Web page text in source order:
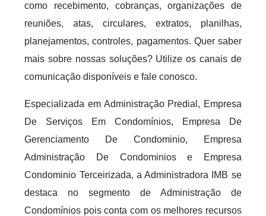
como recebimento, cobranças, organizações de
reuniões, atas, circulares, extratos, planilhas,
planejamentos, controles, pagamentos. Quer saber
mais sobre nossas soluções? Utilize os canais de
comunicação disponíveis e fale conosco.
Especializada em Administração Predial, Empresa
De Serviços Em Condomínios, Empresa De
Gerenciamento De Condominio, Empresa
Administração De Condominios e Empresa
Condominio Terceirizada, a Administradora IMB se
destaca no segmento de Administração de
Condomínios pois conta com os melhores recursos